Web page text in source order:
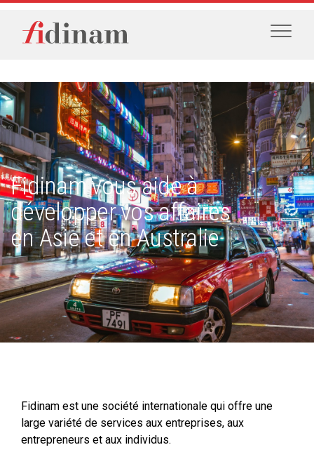
Fidinam vous aide à
développer vos affaires
en Asie et en Australie
Fidinam est une société internationale qui offre une
large variété de services aux entreprises, aux
entrepreneurs et aux individus.